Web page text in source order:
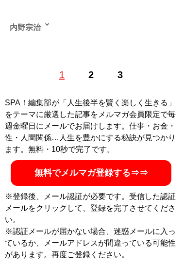
1 2 3
内野宗治
出身。国際基督教大学教養学部を卒業後、コンサルティ
動。「日刊SPA!」『月刊スラッガー』「MLB.JP（メジ
ャーリーグ公式サイト日本語版）」など各種媒体に、
MLBの取材記事などを寄稿。その後、「スポーティング
ニュース」日本語版の副編集長、時事通信社マレーシア
支局の経済記者などを経て、現在はニールセン・スポー
ツ・ジャパンにてスポーツ・スポンサーシップの調査や
効果測定に携わる、ライターと会社員の「二刀流」。著
大谷翔平の社会学』（扶桑社新書）
『 大谷翔平の社会学
全てが規格外！ なぜ人々
は大谷翔平に熱狂するの
SPA！編集部が「人生後半を賢く楽しく生きる」
をテーマに厳選した記事をメルマガ会員限定で毎
週金曜日にメールでお届けします。仕事・お金・
性・人間関係…人生を豊かにする秘訣が見つかり
ます。無料・10秒で完了です。
無料でメルマガ登録する⇒⇒
※登録後、メール認証が必要です。受信した認証
メールをクリックして、登録を完了させてくださ
い。
※認証メールが届かない場合、迷惑メールに入っ
ているか、メールアドレスが間違っている可能性
があります。再度ご登録ください。